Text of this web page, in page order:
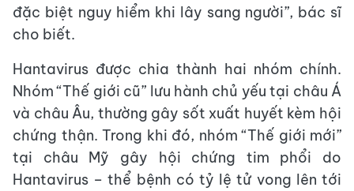
đặc biệt nguy hiểm khi lây sang người”, bác sĩ
cho biết.
Hantavirus được chia thành hai nhóm chính.
Nhóm “Thế giới cũ” lưu hành chủ yếu tại châu Á
và châu Âu, thường gây sốt xuất huyết kèm hội
chứng thận. Trong khi đó, nhóm “Thế giới mới”
tại châu Mỹ gây hội chứng tim phổi do
Hantavirus – thể bệnh có tỷ lệ tử vong lên tới